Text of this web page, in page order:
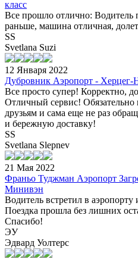
класс
Все прошло отлично: Водитель
раньше, машина отличная,
SS
Svetlana Suzi
12 Января 2022
Дубровник Аэропорт -
Все просто супер! Корректно,
Отличный сервис!
друзьям и сама еще не раз
и бережную доставку!
SS
Svetlana Slepnev
21 Мая 2022
Франьо Туджман Аэропорт
Минивэн
Водитель встретил в аэропорту
Поездка прошла без лишних
Спасибо!
ЭУ
Эдвард Уолтерс